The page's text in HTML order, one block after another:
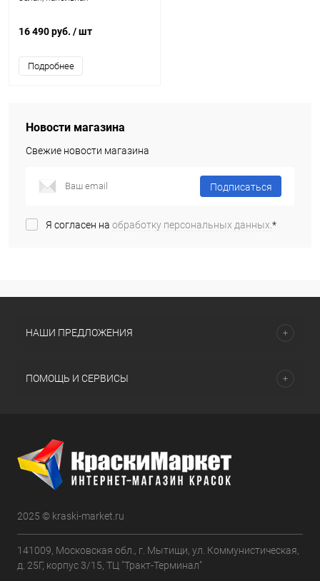
16 490 руб. / шт
Подробнее
Новости магазина
Свежие новости магазина
Подписаться
Я согласен на обработку персональных данных.*
НАШИ ПРЕДЛОЖЕНИЯ
ПОМОЩЬ И СЕРВИСЫ
2025 © kraski-market.ru
141009, Московская обл., г. Мытищи, ул. Коммунистическая,
д. 25Г, корпус 3/15, ТЦ "Тракт-Терминал"